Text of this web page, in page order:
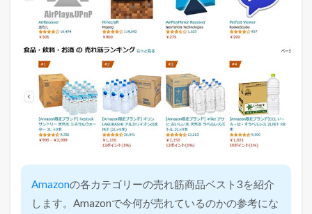
Amazonの各カテゴリーの売れ筋商品ベスト3を紹介
します。Amazonで今何が売れているのかの参考にな